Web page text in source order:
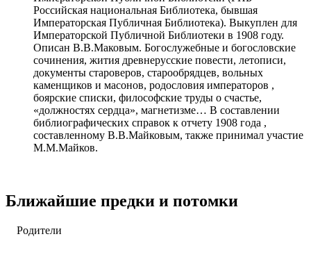
Российская национальная Библиотека, бывшая
Императорская Публичная Библиотека). Выкуплен для
Императорской Публичной Библиотеки в 1908 году.
Описан В.В.Маковым. Богослужебные и богословские
сочинения, жития древнерусские повести, летописи,
документы староверов, старообрядцев, вольных
каменщиков и масонов, родословия императоров ,
боярские списки, философские труды о счастье,
«должностях сердца», магнетизме… В составлении
библиографических справок к отчету 1908 года ,
составленному В.В.Майковым, также принимал участие
М.М.Майков.
Ближайшие предки и потомки
Родители